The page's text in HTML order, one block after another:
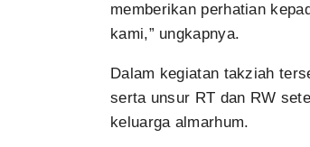
memberikan perhatian
kami,” ungkapnya.
Dalam kegiatan takziah
serta unsur RT dan RW
keluarga almarhum.